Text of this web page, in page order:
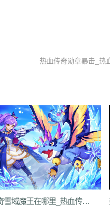
热血传奇勋章暴击_热
热血传奇雪域魔王在哪里_热血传奇是一款经典的游戏，让玩家体验到刺激的战斗和惊险的